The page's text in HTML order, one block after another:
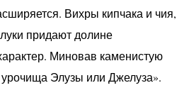
Вихры кипчака и чия,
придают долине
Миновав каменистую
Элузы или Джелуза».